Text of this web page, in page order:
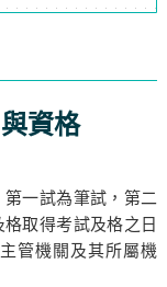
資格
一試為筆試，第二
取得考試及格之日
管機關及其所屬機